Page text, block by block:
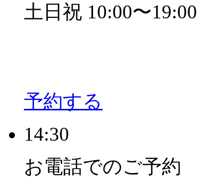
土日祝 10:00〜19:00
予約する
14:30
お電話でのご予約